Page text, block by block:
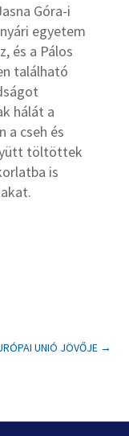
Góra-i
egyetem
és a Pálos
található
hálát a
a cseh és
töltöttek
is
UNIÓ JÖVŐJE→